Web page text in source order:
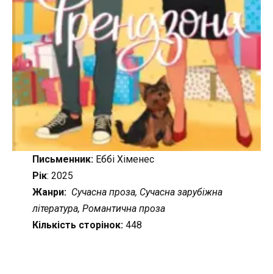
Письменник:Еббі Хіменес
Рік: 2025
Жанри: Сучасна проза, Сучасна зарубіжна
література, Романтична проза
Кількість сторінок:448